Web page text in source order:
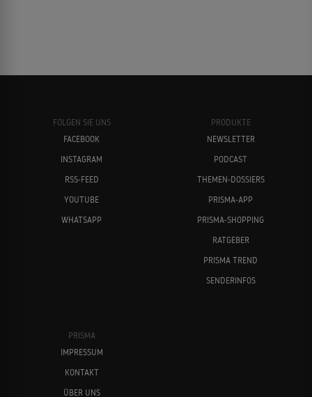
FOLGEN SIE UNS
FACEBOOK
INSTAGRAM
RSS-FEED
YOUTUBE
WHATSAPP
PRODUKTE
NEWSLETTER
PODCAST
THEMEN-DOSSIERS
PRISMA-APP
PRISMA-SHOPPING
RATGEBER
PRISMA TREND
SENDERINFOS
PRISMA
IMPRESSUM
KONTAKT
ÜBER UNS